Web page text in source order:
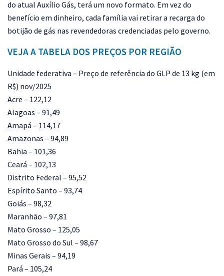
do atual Auxílio Gás, terá um novo formato. Em vez do
benefício em dinheiro, cada família vai retirar a recarga do
botijão de gás nas revendedoras credenciadas pelo governo.
VEJA A TABELA DOS PREÇOS POR REGIÃO
Unidade federativa – Preço de referência do GLP de 13 kg (em
R$) nov/2025
Acre – 122,12
Alagoas – 91,49
Amapá – 114,17
Amazonas – 94,89
Bahia – 101,36
Ceará – 102,13
Distrito Federal – 95,52
Espírito Santo – 93,74
Goiás – 98,32
Maranhão – 97,81
Mato Grosso – 125,05
Mato Grosso do Sul – 98,67
Minas Gerais – 94,19
Pará – 105,24